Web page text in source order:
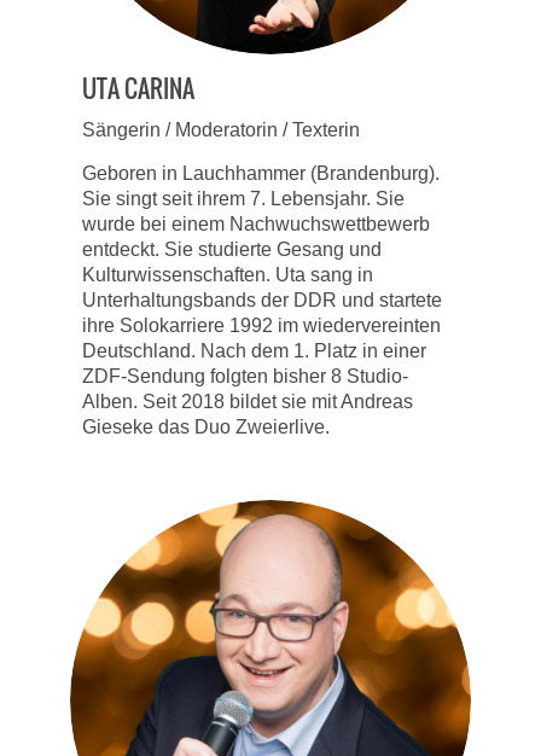
UTA CARINA
Sängerin / Moderatorin / Texterin
Geboren in Lauchhammer (Brandenburg).
Sie singt seit ihrem 7. Lebensjahr. Sie
wurde bei einem Nachwuchswettbewerb
entdeckt. Sie studierte Gesang und
Kulturwissenschaften. Uta sang in
Unterhaltungsbands der DDR und startete
ihre Solokarriere 1992 im wiedervereinten
Deutschland. Nach dem 1. Platz in einer
ZDF-Sendung folgten bisher 8 Studio-
Alben. Seit 2018 bildet sie mit Andreas
Gieseke das Duo Zweierlive.